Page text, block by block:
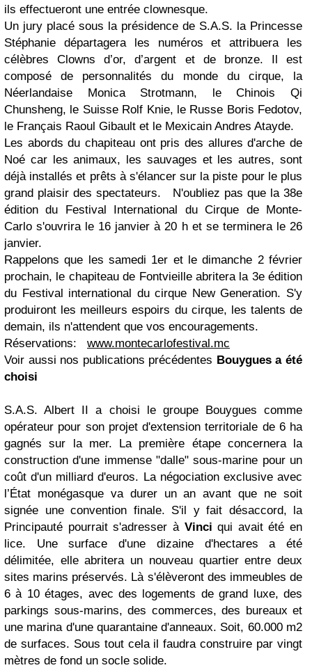
ils effectueront une entrée clownesque.
Un jury placé sous la présidence de S.A.S. la Princesse
Stéphanie départagera les numéros et attribuera les
célèbres Clowns d’or, d’argent et de bronze. Il est
composé de personnalités du monde du cirque, la
Néerlandaise Monica Strotmann, le Chinois Qi
Chunsheng, le Suisse Rolf Knie, le Russe Boris Fedotov,
le Français Raoul Gibault et le Mexicain Andres Atayde.
Les abords du chapiteau ont pris des allures d'arche de
Noé car les animaux, les sauvages et les autres, sont
déjà installés et prêts à s'élancer sur la piste pour le plus
grand plaisir des spectateurs. N'oubliez pas que la 38e
édition du Festival International du Cirque de Monte-
Carlo s'ouvrira le 16 janvier à 20 h et se terminera le 26
janvier.
Rappelons que les samedi 1er et le dimanche 2 février
prochain, le chapiteau de Fontvieille abritera la 3e édition
du Festival international du cirque New Generation. S'y
produiront les meilleurs espoirs du cirque, les talents de
demain, ils n'attendent que vos encouragements.
Réservations: www.montecarlofestival.mc
Voir aussi nos publications précédentes Bouyguesa été
choisi
S.A.S. Albert II a choisi le groupe Bouygues comme
opérateur pour son projet d'extension territoriale de 6 ha
gagnés sur la mer. La première étape concernera la
construction d'une immense "dalle" sous-marine pour un
coût d'un milliard d'euros. La négociation exclusive avec
l’État monégasque va durer un an avant que ne soit
signée une convention finale. S'il y fait désaccord, la
Principauté pourrait s'adresser à Vinci qui avait été en
lice. Une surface d'une dizaine d'hectares a été
délimitée, elle abritera un nouveau quartier entre deux
sites marins préservés. Là s'élèveront des immeubles de
6 à 10 étages, avec des logements de grand luxe, des
parkings sous-marins, des commerces, des bureaux et
une marina d'une quarantaine d'anneaux. Soit, 60.000 m2
de surfaces. Sous tout cela il faudra construire par vingt
mètres de fond un socle solide.